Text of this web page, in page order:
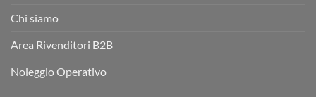
Chi siamo
Area Rivenditori B2B
Noleggio Operativo